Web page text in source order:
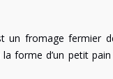
un fromage fermier
forme d’un petit